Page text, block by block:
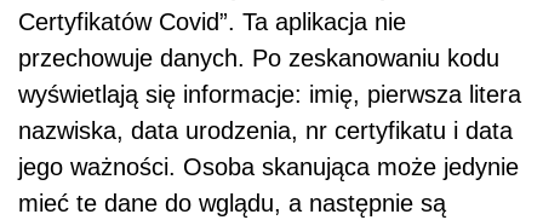
Certyfikatów Covid”. Ta aplikacja nie
przechowuje danych. Po zeskanowaniu kodu
wyświetlają się informacje: imię, pierwsza litera
nazwiska, data urodzenia, nr certyfikatu i data
jego ważności. Osoba skanująca może jedynie
mieć te dane do wglądu, a następnie są